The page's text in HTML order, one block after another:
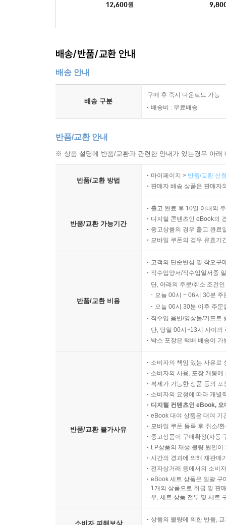
12,600원
배송/반품/교환 안내
배송 안내
배송 구분
구매 후 즉시 다운로드 가능
배송비 : 무료배송
반품/교환 안내
※ 상품 설명에 반품/교환과 관련한 안내가 있는경우 아
반품/교환 방법
마이페이지 > 반품/교환 신
판매자 배송 상품은 판매자
반품/교환 가능기간
출고 완료 후 10일 이내의
디지털 콘텐츠인 eBook의
중고상품의 경우 출고 완료
모바일 쿠폰의 경우 유효기
반품/교환 비용
고객의 단순변심 및 착오구
직수입양서/직수입일서중
단, 아래의 주문/취소 조건
오늘 00시 ~ 06시 30분
오늘 06시 30분 이후 주
직수입 음반/영상물/기프트
단, 당일 00시~13시 사이의
박스 포장은 택배 배송이
반품/교환 불가사유
소비자의 책임 있는 사유로
소비자의 사용, 포장 개봉
복제가 가능한 상품 등의
소비자의 요청에 따라 개별
디지털 컨텐츠인 eBook,
eBook 대여 상품은 대여 기
모바일 쿠폰 등록 후 취소/
중고상품이 구매확정(자동
LP상품의 재생 불량 원인
시간의 경과에 의해 재판매
전자상거래 등에서의 소비
eBook 세트 상품은 일괄 구
1개의 상품으로 취급 및 판
우, 세트 상품 전부 및 세트
소비자 피해보상
상품의 불량에 의한 반품,